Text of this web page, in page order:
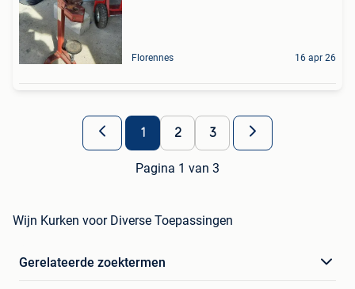
Florennes 16 apr 26
1 2 3
Pagina 1 van 3
Wijn Kurken voor Diverse Toepassingen
Gerelateerde zoektermen